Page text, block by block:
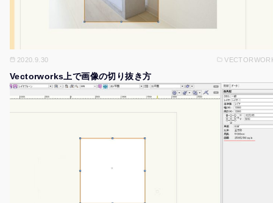
2020.9.30
Vectorworks上で画像の切り抜き方